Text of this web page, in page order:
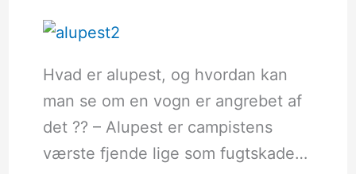
Hvad er alupest, og hvordan kan
man se om en vogn er angrebet af
det ?? – Alupest er campistens
værste fjende lige som fugtskade…